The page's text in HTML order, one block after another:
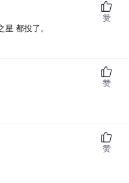
都投了。
赞
赞
赞